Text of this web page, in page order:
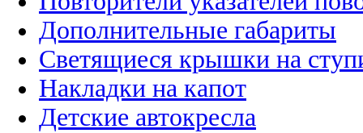
Дополнительные габариты
Светящиеся крышки на
Накладки на капот
Детские автокресла